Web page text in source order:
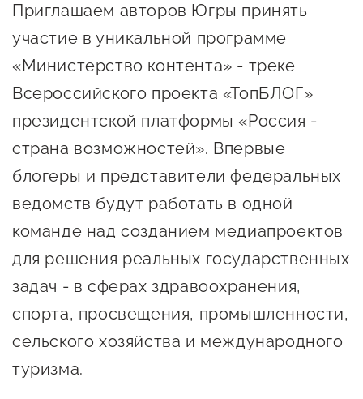
Бизнес Югра"
Меры поддержки
Навигатор по мерам
поддержки
Консультационная поддержка
Образовательная поддержка
Поддержка креативного и
инновационно-
технологического
предпринимательства
Поддержка социальных
Приглашаем авторов Югры принять
участие в уникальной программе
«Министерство контента» - треке
Всероссийского проекта «ТопБЛОГ»
президентской платформы «Россия -
страна возможностей». Впервые
блогеры и представители федеральных
ведомств будут работать в одной
команде над созданием медиапроектов
для решения реальных государственных
задач - в сферах здравоохранения,
спорта, просвещения, промышленности,
сельского хозяйства и международного
туризма.